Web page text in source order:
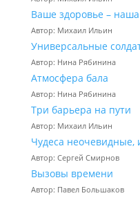
Ваше здоровье – наша
Автор: Михаил Ильин
Универсальные
Автор: Нина Рябинина
Атмосфера бала
Автор: Нина Рябинина
Три барьера на пути
Автор: Михаил Ильин
Чудеса
Автор: Сергей Смирнов
Вызовы времени
Автор: Павел Большаков